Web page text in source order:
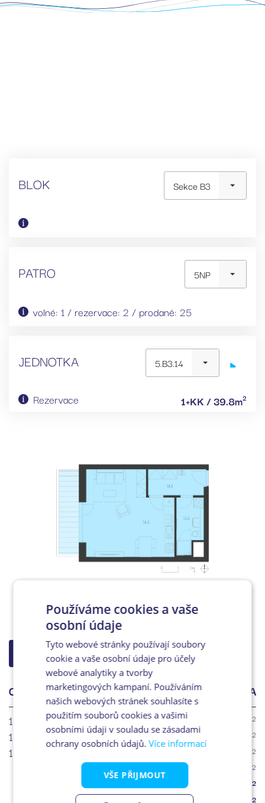
BLOK Sekce B3
PATRO 5NP
volné: 1 / rezervace: 2 / prodané: 25
JEDNOTKA 5.B3.14
Rezervace 1+KK / 39.8m2
ZPĚT NA VÝBĚR
OZN. ÚČEL MÍSTNOSTI
PLOCHA
14.1
Chodba 2
14.2 Koupelna + WC 2
14.3 Obytný prostor + KK 2
Plocha příček 2
Podlahová plocha 2
2
Používáme cookies a vaše
osobní údaje
Tyto webové stránky používají soubory
cookie a vaše osobní údaje pro účely
webové analytiky a tvorby
marketingových kampaní. Používáním
našich webových stránek souhlasíte s
použitím souborů cookies a vašimi
osobními údaji v souladu se zásadami
ochrany osobních údajů.Více informací
VŠE PŘIJMOUT